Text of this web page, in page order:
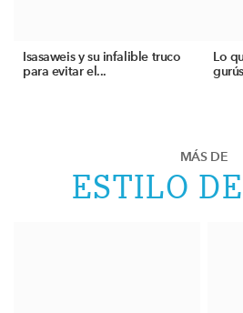
Isasaweis y su infalible truco
para evitar el...
Lo
MÁS DE
ESTILO